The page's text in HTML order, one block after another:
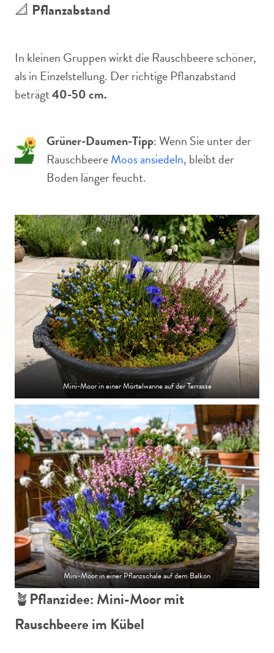
📐 Pflanzabstand
In kleinen Gruppen wirkt die Rauschbeere schöner,
als in Einzelstellung. Der richtige Pflanzabstand
beträgt40-50 cm.
Grüner-Daumen-Tipp: Wenn Sie unter der
RauschbeereMoos ansiedeln, bleibt der
Boden länger feucht.
Mini-Moor in einer Mörtelwanne auf der Terrasse
Mini-Moor in einer Pflanzschale auf dem Balkon
🪴Pflanzidee: Mini-Moor mit
Rauschbeere im Kübel